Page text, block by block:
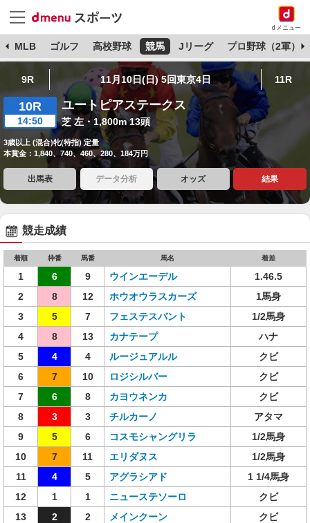
dメニュー
MLB ゴルフ 高校野球 競馬 Jリーグ プロ野球（2軍）
9R 11月10日(日) 5回東京4日 11R
10R
14:50
ユートピアステークス
芝 左・1,800m 13頭
3歳以上 (混合)牝(特指) 定量
本賞金：1,840、740、460、280、184万円
出馬表 データ分析 オッズ 結果
競走成績
着順 枠番 馬番 馬名 着差
1 6 9 ウインエーデル
1.46.5
2
8 12 ホウオウラスカーズ
1馬身
3
5 7 フェステスバント
1/2馬身
4
8 13 カナテープ
ハナ
5
4 4 ルージュアルル
クビ
6
7 10 ロジシルバー
クビ
7
6 8 カヨウネンカ
クビ
8
3 3 チルカーノ
アタマ
9
5 6 コスモシャングリラ
1/2馬身
10
7 11 エリダヌス
1/2馬身
11
4 5 アグラシアド
1 1/4馬身
12
1 1 ニューステソーロ
クビ
13
2 2 メインクーン クビ